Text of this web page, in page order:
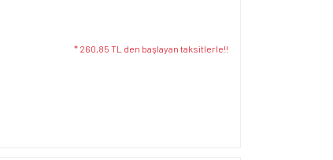
* 260,85 TL den başlayan taksitlerle!!